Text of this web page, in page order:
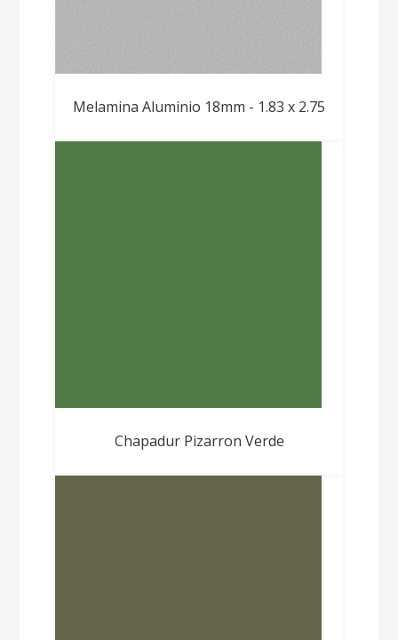
Melamina Aluminio 18mm - 1.83 x 2.75
Chapadur Pizarron Verde